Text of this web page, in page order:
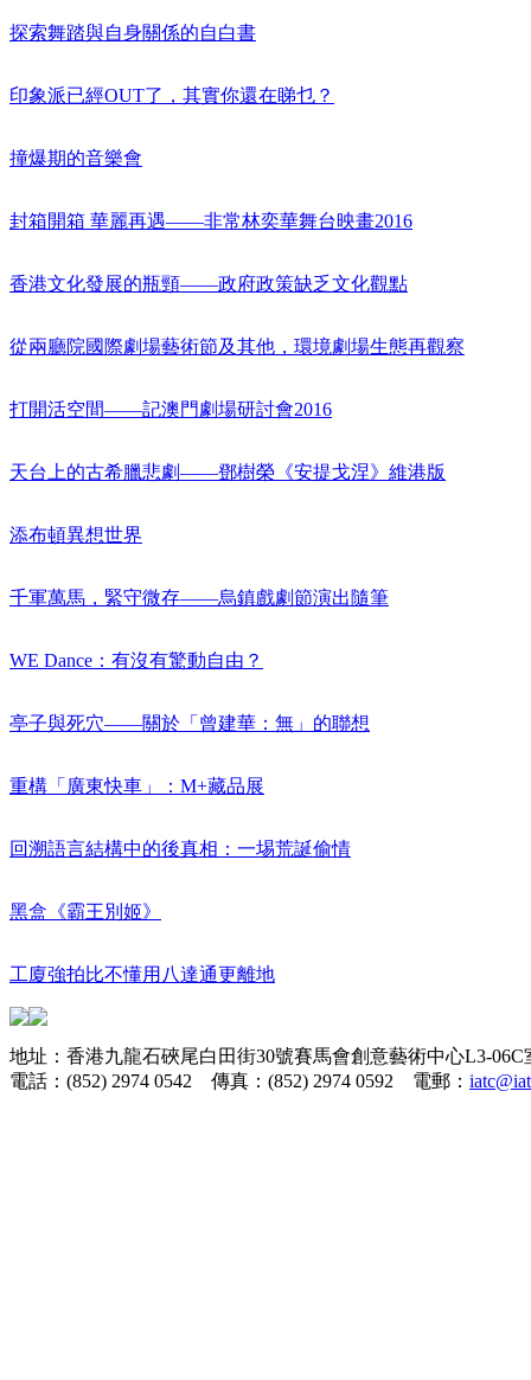
探索舞踏與自身關係的自白書
印象派已經OUT了，其實你還在睇乜？
撞爆期的音樂會
封箱開箱 華麗再遇——非常林奕華舞台映畫2016
香港文化發展的瓶頸——政府政策缺乏文化觀點
從兩廳院國際劇場藝術節及其他，環境劇場生態再觀察
打開活空間——記澳門劇場研討會2016
天台上的古希臘悲劇——鄧樹榮《安提戈涅》維港版
添布頓異想世界
千軍萬馬，緊守微存——烏鎮戲劇節演出隨筆
WE Dance：有沒有驚動自由？
亭子與死穴——關於「曾建華：無」的聯想
重構「廣東快車」：M+藏品展
回溯語言結構中的後真相：一埸荒誕偷情
黑盒《霸王別姬》
工廈強拍比不懂用八達通更離地
地址：香港九龍石硤尾白田街30號賽馬會創意藝術中心L3-06C
電話：(852) 2974 0542 傳真：(852) 2974 0592 電郵：